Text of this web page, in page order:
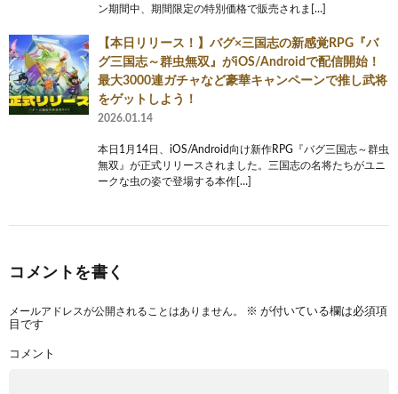
ン期間中、期間限定の特別価格で販売されま[…]
【本日リリース！】バグ×三国志の新感覚RPG『バ
グ三国志～群虫無双』がiOS/Androidで配信開始！
最大3000連ガチャなど豪華キャンペーンで推し武将
をゲットしよう！
2026.01.14
本日1月14日、iOS/Android向け新作RPG『バグ三国志～群虫
無双』が正式リリースされました。三国志の名将たちがユニ
ークな虫の姿で登場する本作[…]
コメントを書く
メールアドレスが公開されることはありません。 ※ が付いている欄は必須項
目です
コメント